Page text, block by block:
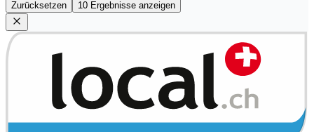
Zurücksetzen 10 Ergebnisse anzeigen